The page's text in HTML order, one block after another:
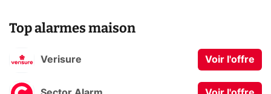
Top alarmes maison
Verisure Voir l'offre